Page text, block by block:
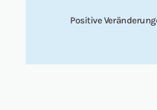
Positive